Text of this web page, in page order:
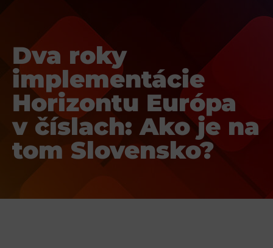
Dva roky
implementácie
Horizontu Európa
v číslach: Ako je na
tom Slovensko?